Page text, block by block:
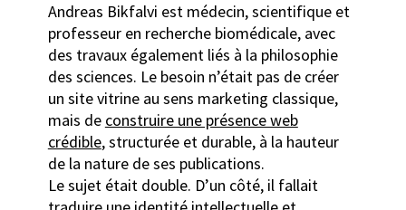
Andreas Bikfalvi est médecin, scientifique et
professeur en recherche biomédicale, avec
des travaux également liés à la philosophie
des sciences. Le besoin n’était pas de créer
un site vitrine au sens marketing classique,
mais de construire une présence web
crédible, structurée et durable, à la hauteur
de la nature de ses publications.
Le sujet était double. D’un côté, il fallait